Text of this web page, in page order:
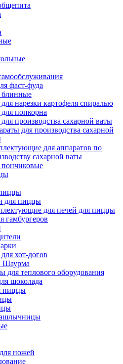
фаст-фуда
нарезки картофеля спиралью
попкорна
производства сахарной ваты
для производства сахарной
для аппаратов по
сахарной ваты
для пиццы
для печей для пиццы
гамбургеров
хот-догов
Шаурма
для теплового оборудования
шоколада
пиццы
ножей